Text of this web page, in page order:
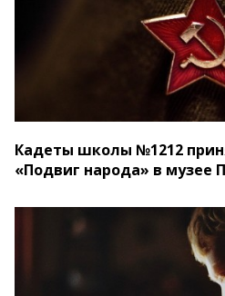
Кадеты школы №1212
«Подвиг народа» в музее